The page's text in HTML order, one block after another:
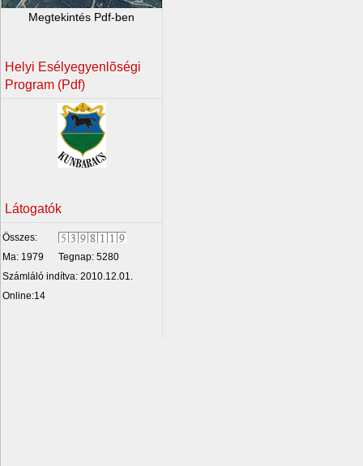
Megtekintés Pdf-ben
Helyi Esélyegyenlõségi
Program (Pdf)
Látogatók
Összes:
Ma: 1979
Tegnap: 5280
Számláló indítva: 2010.12.01.
Online:14